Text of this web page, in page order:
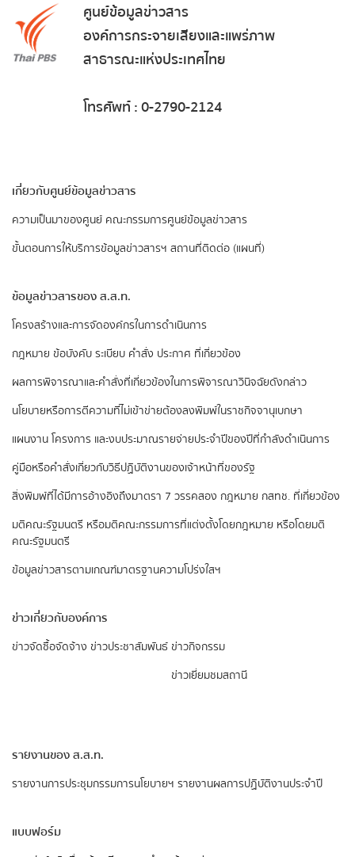
ศูนย์ข้อมูลข่าวสาร
องค์การกระจายเสียงและแพร่ภาพ
สาธารณะแห่งประเทศไทย
โทรศัพท์ : 0-2790-2124
เกี่ยวกับศูนย์ข้อมูลข่าวสาร
ความเป็นมาของศูนย์ คณะกรรมการศูนย์ข้อมูลข่าวสาร
ขั้นตอนการให้บริการข้อมูลข่าวสารฯ สถานที่ติดต่อ (แผนที่)
ข้อมูลข่าวสารของ ส.ส.ท.
​โครงสร้างและการจัดองค์กรในการดำเนินการ
กฎหมาย ข้อบังคับ ระเบียบ คำสั่ง ประกาศ ที่เกี่ยวข้อง
ผลการพิจารณาและคำสั่งที่เกี่ยวข้องในการพิจารณาวินิจฉัยดังกล่าว
นโยบายหรือการตีความที่ไม่เข้าข่ายต้องลงพิมพ์ในราชกิจจานุเบกษา
แผนงาน โครงการ และงบประมาณรายจ่ายประจำปีของปีที่กำลังดำเนินการ
คู่มือหรือคำสั่งเกี่ยวกับวิธีปฏิบัติงานของเจ้าหน้าที่ของรัฐ
สิ่งพิมพ์ที่ได้มีการอ้างอิงถึงมาตรา 7 วรรคสอง กฎหมาย กสทช. ที่เกี่ยวข้อง
มติคณะรัฐมนตรี หรือมติคณะกรรมการที่แต่งตั้งโดยกฎหมาย หรือโดยมติ
คณะรัฐมนตรี
ข้อมูลข่าวสารตามเกณฑ์มาตรฐานความโปร่งใสฯ
ข่าวเกี่ยวกับองค์การ
ข่าวจัดซื้อจัดจ้าง ข่าวประชาสัมพันธ์ ข่าวกิจกรรม
ข่าวเยี่ยมชมสถานี
รายงานของ ส.ส.ท.
รายงานการประชุมกรรมการนโยบายฯ รายงานผลการปฏิบัติงานประจำปี
แบบฟอร์ม